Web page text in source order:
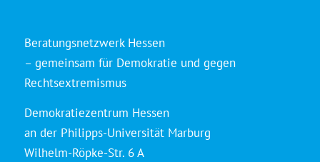
Beratungsnetzwerk Hessen
– gemeinsam für Demokratie und gegen
Rechtsextremismus
Demokratiezentrum Hessen
an der Philipps-Universität Marburg
Wilhelm-Röpke-Str. 6 A